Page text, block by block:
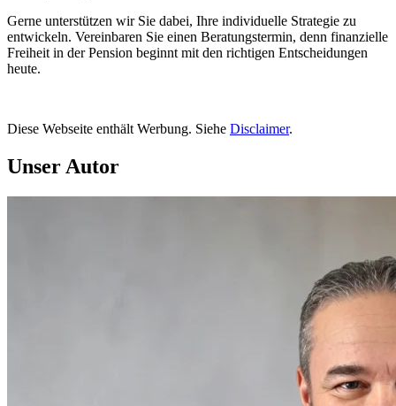
Gerne unterstützen wir Sie dabei, Ihre individuelle Strategie zu
entwickeln. Vereinbaren Sie einen Beratungstermin, denn finanzielle
Freiheit in der Pension beginnt mit den richtigen Entscheidungen
heute.
Diese Webseite enthält Werbung. Siehe Disclaimer.
Unser Autor